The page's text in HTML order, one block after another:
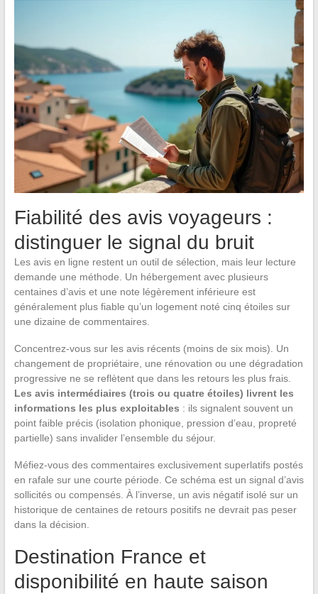
Fiabilité des avis voyageurs :
distinguer le signal du bruit
Les avis en ligne restent un outil de sélection, mais leur lecture
demande une méthode. Un hébergement avec plusieurs
centaines d’avis et une note légèrement inférieure est
généralement plus fiable qu’un logement noté cinq étoiles sur
une dizaine de commentaires.
Concentrez-vous sur les avis récents (moins de six mois). Un
changement de propriétaire, une rénovation ou une dégradation
progressive ne se reflètent que dans les retours les plus frais.
Les avis intermédiaires (trois ou quatre étoiles) livrent les
informations les plus exploitables : ils signalent souvent un
point faible précis (isolation phonique, pression d’eau, propreté
partielle) sans invalider l’ensemble du séjour.
Méfiez-vous des commentaires exclusivement superlatifs postés
en rafale sur une courte période. Ce schéma est un signal d’avis
sollicités ou compensés. À l’inverse, un avis négatif isolé sur un
historique de centaines de retours positifs ne devrait pas peser
dans la décision.
Destination France et
disponibilité en haute saison